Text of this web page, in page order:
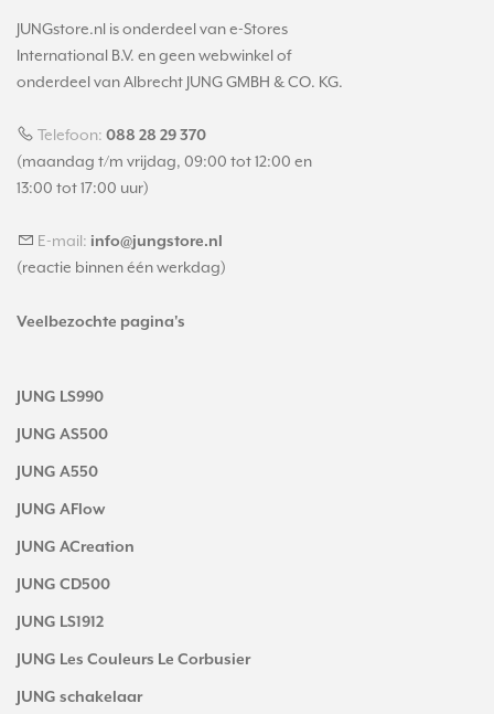
JUNGstore.nl is onderdeel van e-Stores
International B.V. en geen webwinkel of
onderdeel van Albrecht JUNG GMBH & CO. KG.
Telefoon: 088 28 29 370
(maandag t/m vrijdag, 09:00 tot 12:00 en
13:00 tot 17:00 uur)
E-mail: info@jungstore.nl
(reactie binnen één werkdag)
Veelbezochte pagina's
JUNG LS990
JUNG AS500
JUNG A550
JUNG AFlow
JUNG ACreation
JUNG CD500
JUNG LS1912
JUNG Les Couleurs Le Corbusier
JUNG schakelaar